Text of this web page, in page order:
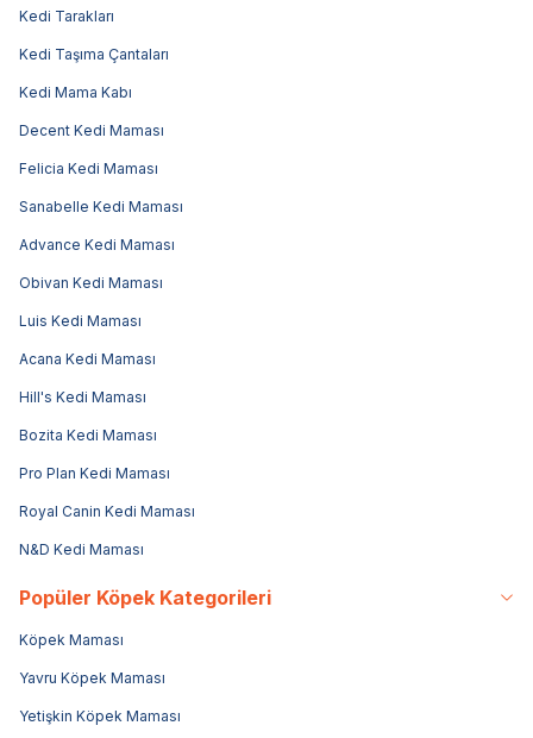
Kedi Tarakları
Kedi Taşıma Çantaları
Kedi Mama Kabı
Decent Kedi Maması
Felicia Kedi Maması
Sanabelle Kedi Maması
Advance Kedi Maması
Obivan Kedi Maması
Luis Kedi Maması
Acana Kedi Maması
Hill's Kedi Maması
Bozita Kedi Maması
Pro Plan Kedi Maması
Royal Canin Kedi Maması
N&D Kedi Maması
Popüler Köpek Kategorileri
Köpek Maması
Yavru Köpek Maması
Yetişkin Köpek Maması